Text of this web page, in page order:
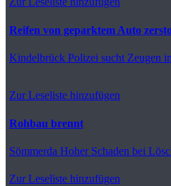
Reifen von geparktem Auto
Kindelbrück Polizei sucht Zeugen
Zur Leseliste hinzufügen
Rohbau brennt
Sömmerda Hoher Schaden bei
Zur Leseliste hinzufügen